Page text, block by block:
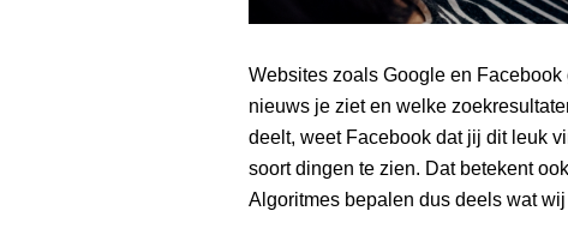
Websites zoals Google en
nieuws je ziet en welke
deelt, weet Facebook dat jij dit leuk
soort dingen te zien. Dat betekent
Algoritmes bepalen dus deels wat